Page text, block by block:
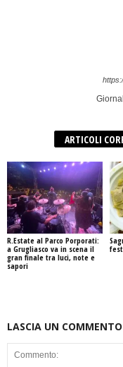
ARTICOLI
R.Estate al Parco Porporati:
a Grugliasco va in scena il
gran finale tra luci, note e
sapori
LASCIA UN COMMENTO